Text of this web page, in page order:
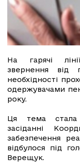
На гарячі
звернення від
необхідності
одержувачами
року.
Ця тема стала
засіданні
забезпечення
відбулося під
Верещук.